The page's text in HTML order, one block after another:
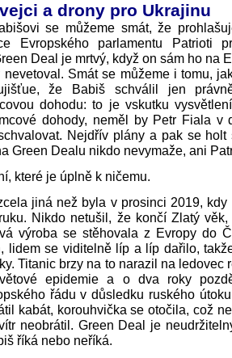
a drony pro Ukrajinu
se můžeme smát, že
Evropského parlamentu Patrioti
Deal je mrtvý, když on sám ho na
Smát se můžeme i tomu,
že Babiš schválil jen
dohodu: to je vskutku
dohody, neměl by Petr Fiala v
Nejdřív plány a pak se holt
Green Dealu nikdo nevymaže, ani
které je úplně k ničemu.
jiná než byla v prosinci 2019, kdy
Nikdo netušil, že končí Zlatý věk,
výroba se stěhovala z Evropy do
lidem se viditelně líp a líp dařilo,
Titanic brzy na to narazil na ledovec
epidemie a o dva roky
řádu v důsledku ruského
kabát, korouhvička se otočila, což
neobrátil. Green Deal je
říká nebo neříká.